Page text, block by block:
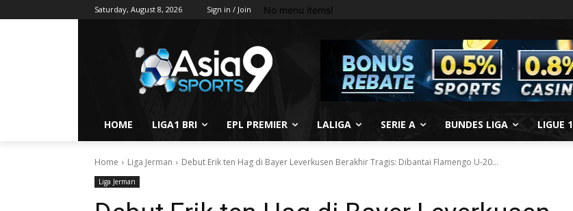
Saturday, August 8, 2026 Sign in / Join No menu items!
HOME LIGA1 BRI EPL PREMIER LALIGA SERIE A BUNDES LIGA LIGUE 1
Home Liga Jerman Debut Erik ten Hag di Bayer Leverkusen Berakhir Tragis: Dibantai Flamengo U-20...
Liga Jerman